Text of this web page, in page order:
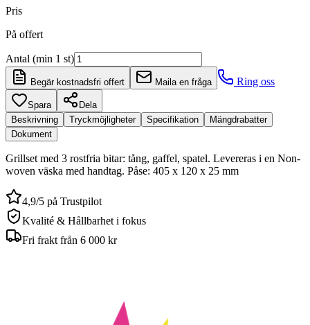
Pris
På offert
Antal (min 1 st)
Begär kostnadsfri offert Maila en fråga Ring oss
Spara
Dela
Beskrivning
Tryckmöjligheter Specifikation
Mängdrabatter
Dokument
Grillset med 3 rostfria bitar: tång, gaffel, spatel. Levereras i en Non-
woven väska med handtag. Påse: 405 x 120 x 25 mm
4,9/5 på Trustpilot
Kvalité & Hållbarhet i fokus
Fri frakt från 6 000 kr